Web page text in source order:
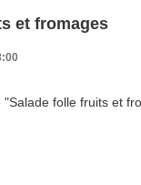
et fromages